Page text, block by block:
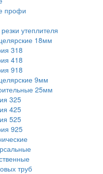
профи
утеплителя
18мм
318
418
918
9мм
25мм
325
425
525
925
труб